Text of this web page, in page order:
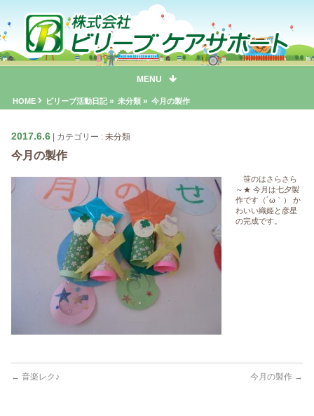
MENU
HOME ビリーブ活動日記 » 未分類 » 今月の製作
2017.6.6 カテゴリー : 未分類
今月の製作
笹のはさらさら
～★ 今月は七夕製
作です（´ω｀） か
わいい織姫と彦星
の完成です。
← 音楽レク♪ 今月の製作 →